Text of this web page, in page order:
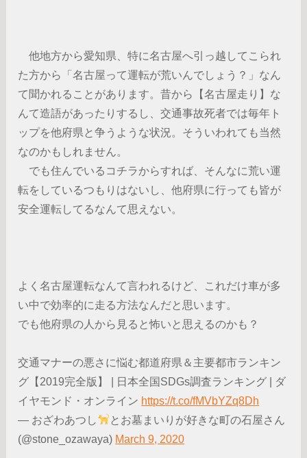
他地方から愛知県、特に名古屋へ引っ越してこられ
た方から「名古屋って運転が荒いんでしょう？」なん
て聞かれることがあります。昔から【名古屋走り】な
んて造語があったりするし、交通事故死者では毎年ト
ップを他府県と争うような状況。そういわれても当然
なのかもしれません。
でも住んでいるコチラからすれば、そんなに荒い運
転をしているつもりはないし、他府県に行っても皆が
安全運転してるなんて思えない。
よく名古屋運転なんて言われるけど、これだけ車が多
い中で効率的に走る方法なんだと思います。
でも他府県の人から見ると怖いと思えるのかも？
交通マナーの悪さに悩む都道府県＆主要都市ランキン
グ【2019完全版】 | 日本全国SDGs調査ランキング | ダ
イヤモンド・オンライン https://t.co/fMVbYZq8Dh
— おざわあつし
とお墓まいりが好きな町の石屋さん
(@stone_ozawaya) March 9, 2020